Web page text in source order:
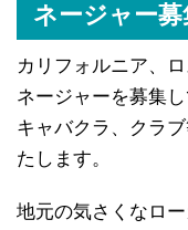
ネージャー募
カリフォルニア、
ネージャーを募集し
キャバクラ、クラ
たします。
地元の気さくなロ